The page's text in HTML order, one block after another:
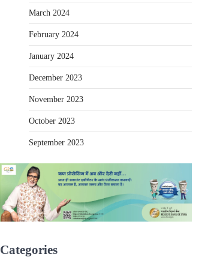
March 2024
February 2024
January 2024
December 2023
November 2023
October 2023
September 2023
Categories